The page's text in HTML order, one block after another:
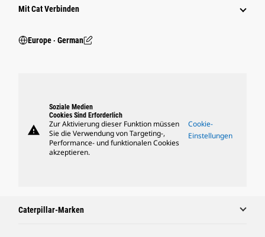
Mit Cat Verbinden
Europe ‧ German
warning
Soziale Medien
Cookies Sind Erforderlich
Zur Aktivierung dieser Funktion müssen
Sie die Verwendung von Targeting-,
Performance- und funktionalen Cookies
akzeptieren.
Cookie-
Einstellungen
Caterpillar-Marken